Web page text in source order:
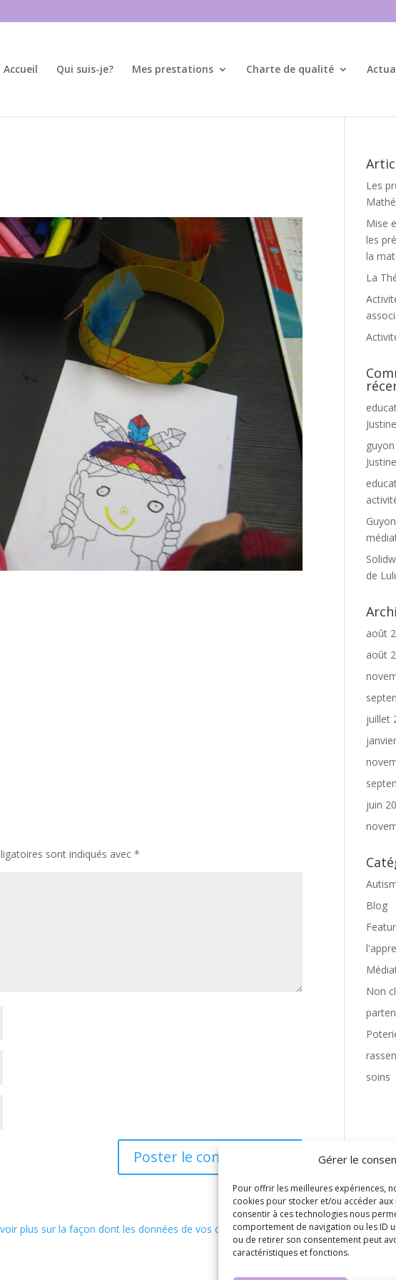
Gérer le
Pour offrir les meilleures expériences,
cookies pour stocker et/ou accéder
consentir à ces technologies nous
comportement de navigation ou les ID
ou de retirer son consentement peut
caractéristiques et fonctions.
Accueil Qui suis-je? Mes prestations Charte de qualité
sont indiqués avec*
plus sur la façon dont les données de vos commentaires
Les
Mise
les
la
La
Justine
guyon
Justine
Guyon
de
août
août
juillet
juin
Blog
Non
soins